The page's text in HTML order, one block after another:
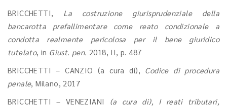
BRICCHETTI, La costruzione giurisprudenziale della
bancarotta prefallimentare come reato condizionale a
condotta realmente pericolosa per il bene giuridico
tutelato, in Giust. pen. 2018, II, p. 487
BRICCHETTI – CANZIO (a cura di), Codice di procedura
penale, Milano, 2017
BRICCHETTI – VENEZIANI
(a cura di), I reati tributari,